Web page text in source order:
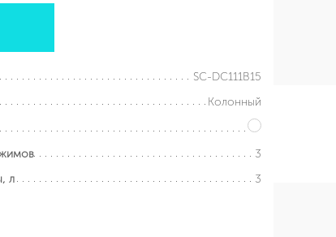
SC-DC111B15
Колонный
3
л
3